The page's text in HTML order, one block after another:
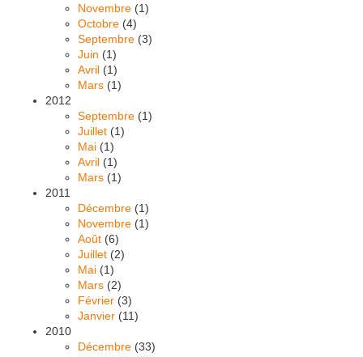
Novembre (1)
Octobre (4)
Septembre (3)
Juin (1)
Avril (1)
Mars (1)
2012
Septembre (1)
Juillet (1)
Mai (1)
Avril (1)
Mars (1)
2011
Décembre (1)
Novembre (1)
Août (6)
Juillet (2)
Mai (1)
Mars (2)
Février (3)
Janvier (11)
2010
Décembre (33)